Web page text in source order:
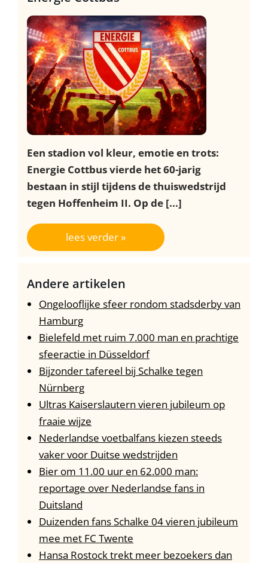
Een stadion vol kleur, emotie en trots:
Energie Cottbus vierde het 60-jarig
bestaan in stijl tijdens de thuiswedstrijd
tegen Hoffenheim II. Op de [...]
lees verder »
Andere artikelen
Ongelooflijke sfeer rondom stadsderby van
Hamburg
Bielefeld met ruim 7.000 man en prachtige
sfeeractie in Düsseldorf
Bijzonder tafereel bij Schalke tegen
Nürnberg
Ultras Kaiserslautern vieren jubileum op
fraaie wijze
Nederlandse voetbalfans kiezen steeds
vaker voor Duitse wedstrijden
Bier om 11.00 uur en 62.000 man:
reportage over Nederlandse fans in
Duitsland
Duizenden fans Schalke 04 vieren jubileum
mee met FC Twente
Hansa Rostock trekt meer bezoekers dan